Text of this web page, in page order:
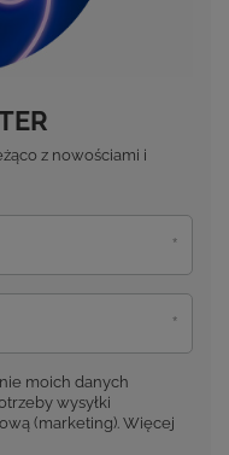
z nowościami i
moich danych
wysyłki
(marketing). Więcej